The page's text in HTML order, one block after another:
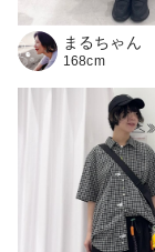
まるちゃん
168cm